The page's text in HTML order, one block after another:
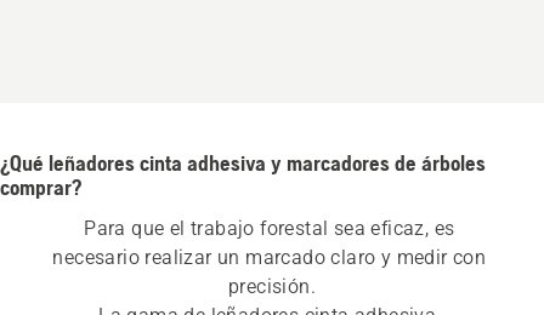
¿Qué leñadores cinta adhesiva y marcadores de árboles
comprar?
Para que el trabajo forestal sea eficaz, es
necesario realizar un marcado claro y medir con
precisión.